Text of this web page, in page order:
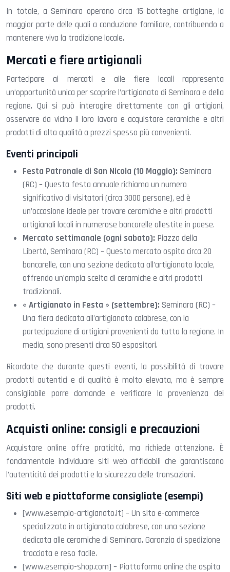
In totale, a Seminara operano circa 15 botteghe artigiane, la
maggior parte delle quali a conduzione familiare, contribuendo a
mantenere viva la tradizione locale.
Mercati e fiere artigianali
Partecipare ai mercati e alle fiere locali rappresenta
un’opportunità unica per scoprire l’artigianato di Seminara e della
regione. Qui si può interagire direttamente con gli artigiani,
osservare da vicino il loro lavoro e acquistare ceramiche e altri
prodotti di alta qualità a prezzi spesso più convenienti.
Eventi principali
Festa Patronale di San Nicola (10 Maggio): Seminara
(RC) – Questa festa annuale richiama un numero
significativo di visitatori (circa 3000 persone), ed è
un’occasione ideale per trovare ceramiche e altri prodotti
artigianali locali in numerose bancarelle allestite in paese.
Mercato settimanale (ogni sabato): Piazza della
Libertà, Seminara (RC) – Questo mercato ospita circa 20
bancarelle, con una sezione dedicata all’artigianato locale,
offrendo un’ampia scelta di ceramiche e altri prodotti
tradizionali.
« Artigianato in Festa » (settembre): Seminara (RC) –
Una fiera dedicata all’artigianato calabrese, con la
partecipazione di artigiani provenienti da tutta la regione. In
media, sono presenti circa 50 espositori.
Ricordate che durante questi eventi, la possibilità di trovare
prodotti autentici e di qualità è molto elevata, ma è sempre
consigliabile porre domande e verificare la provenienza dei
prodotti.
Acquisti online: consigli e precauzioni
Acquistare online offre praticità, ma richiede attenzione. È
fondamentale individuare siti web affidabili che garantiscano
l’autenticità dei prodotti e la sicurezza delle transazioni.
Siti web e piattaforme consigliate (esempi)
[www.esempio-artigianato.it] – Un sito e-commerce
specializzato in artigianato calabrese, con una sezione
dedicata alle ceramiche di Seminara. Garanzia di spedizione
tracciata e reso facile.
[www.esempio-shop.com] – Piattaforma online che ospita